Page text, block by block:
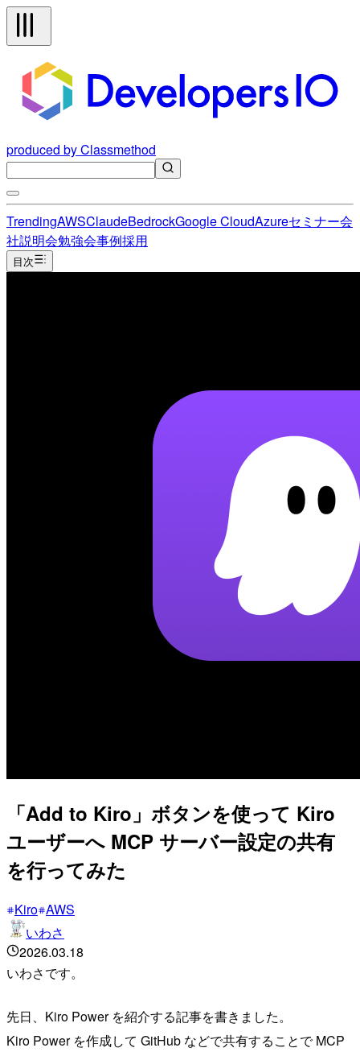
produced by Classmethod
TrendingAWSClaudeBedrockGoogle CloudAzureセミナー会
社説明会勉強会事例採用
目次
「Add to Kiro」ボタンを使って Kiro
ユーザーへ MCP サーバー設定の共有
を行ってみた
Kiro AWS
いわさ
2026.03.18
いわさです。
先日、Kiro Power を紹介する記事を書きました。
Kiro Power を作成して GitHub などで共有することで MCP